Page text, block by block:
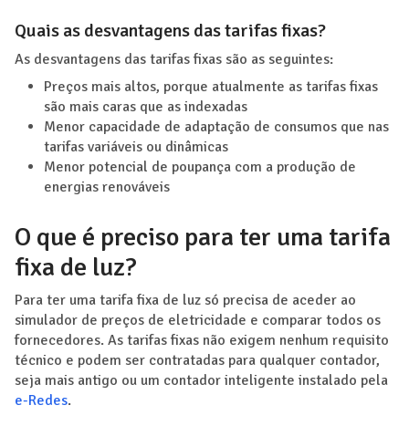
Quais as desvantagens das tarifas fixas?
As desvantagens das tarifas fixas são as seguintes:
Preços mais altos, porque atualmente as tarifas fixas
são mais caras que as indexadas
Menor capacidade de adaptação de consumos que nas
tarifas variáveis ou dinâmicas
Menor potencial de poupança com a produção de
energias renováveis
O que é preciso para ter uma tarifa
fixa de luz?
Para ter uma tarifa fixa de luz só precisa de aceder ao
simulador de preços de eletricidade e comparar todos os
fornecedores. As tarifas fixas não exigem nenhum requisito
técnico e podem ser contratadas para qualquer contador,
seja mais antigo ou um contador inteligente instalado pela
e-Redes.